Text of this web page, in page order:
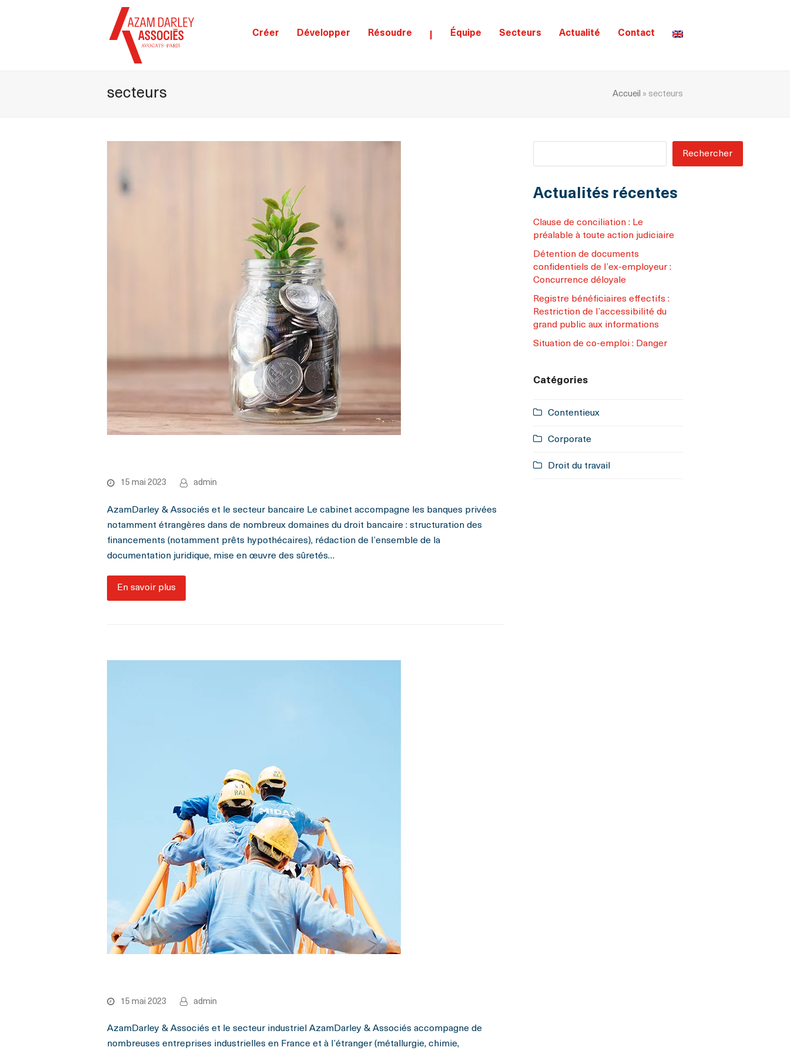
Créer Développer Résoudre Équipe Secteurs Actualité Contact
secteurs Accueil » secteurs
15 mai 2023 admin
AzamDarley & Associés et le secteur bancaire Le cabinet accompagne les banques privées
notamment étrangères dans de nombreux domaines du droit bancaire : structuration des
financements (notamment prêts hypothécaires), rédaction de l’ensemble de la
documentation juridique, mise en œuvre des sûretés…
En savoir plus
15 mai 2023 admin
AzamDarley & Associés et le secteur industriel AzamDarley & Associés accompagne de
nombreuses entreprises industrielles en France et à l’étranger (métallurgie, chimie,
Rechercher
Actualités récentes
Clause de conciliation : Le
préalable à toute action judiciaire
Détention de documents
confidentiels de l’ex-employeur :
Concurrence déloyale
Registre bénéficiaires effectifs :
Restriction de l’accessibilité du
grand public aux informations
Situation de co-emploi : Danger
Catégories
Contentieux
Corporate
Droit du travail